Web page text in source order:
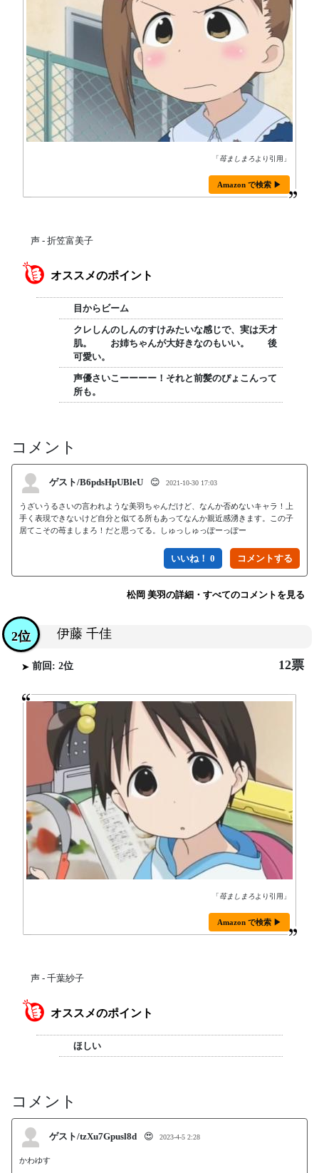
「苺ましまろ より引用」
Amazon で検索 ▶
声 - 折笠富美子
オススメのポイント
目からビーム
クレしんのしんのすけみたいな感じで、実は天才
肌。 お姉ちゃんが大好きなのもいい。 後
可愛い。
声優さいこーーーー！それと前髪のぴょこんって
所も。
コメント
ゲスト/B6pdsHpUBleU 😊 2021-10-30 17:03
うざいうるさいの言われような美羽ちゃんだけど、なんか否めないキャラ！上
手く表現できないけど自分と似てる所もあってなんか親近感湧きます。この子
居てこその苺ましまろ！だと思ってる。しゅっしゅっぽーっぽー
いいね！ 0
松岡 美羽の詳細・すべてのコメントを見る
伊藤 千佳
2位
前回: 2位 12票
「苺ましまろ より引用」
Amazon で検索 ▶
声 - 千葉紗子
オススメのポイント
ほしい
コメント
ゲスト/tzXu7Gpusl8d 😍 2023-4-5 2:28
かわゆす